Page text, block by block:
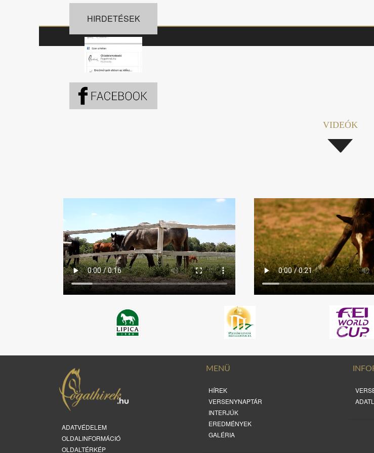
HIRDETÉSEK
VIDEÓK
ADATVÉDELEM
OLDALINFORMÁCIÓ
OLDALTÉRKÉP
MENÜ
HÍREK
VERSENYNAPTÁR
INTERJÚK
EREDMÉNYEK
GALÉRIA